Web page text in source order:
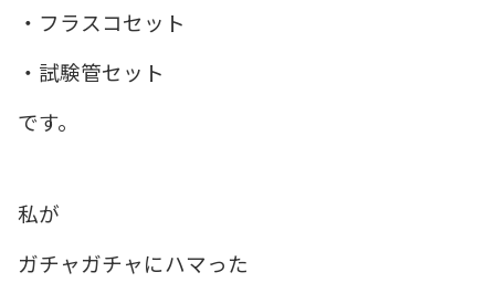
・フラスコセット
・試験管セット
です。
私が
ガチャガチャにハマった